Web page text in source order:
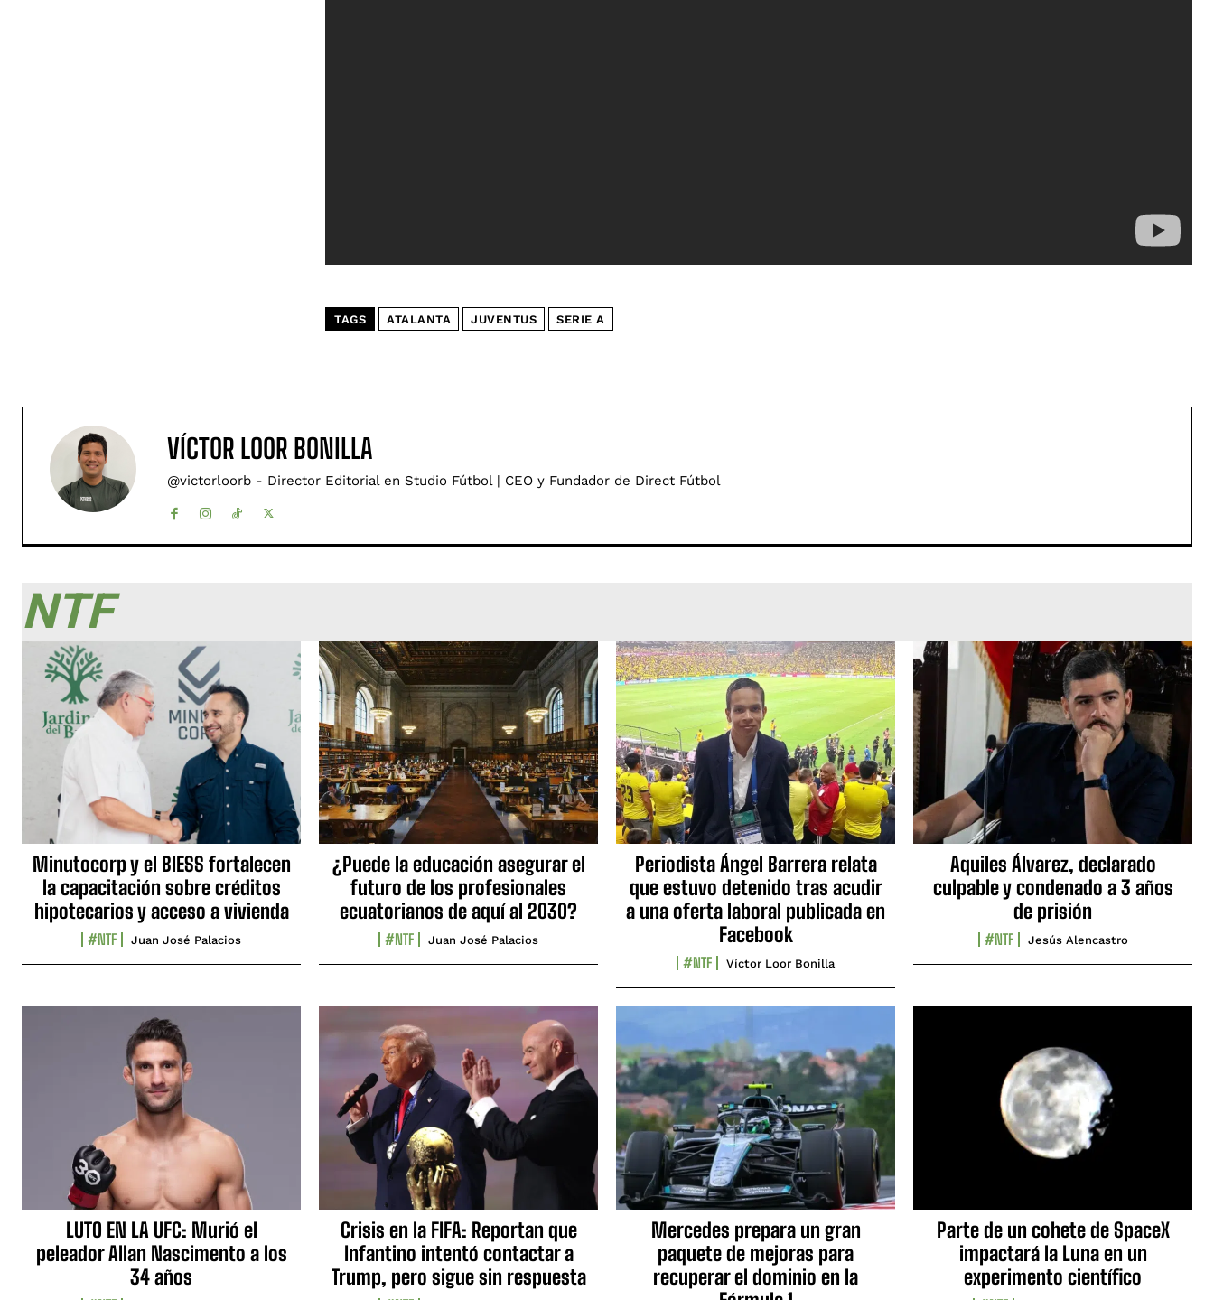
TAGS ATALANTA JUVENTUS SERIE A
VÍCTOR LOOR BONILLA
@victorloorb - Director Editorial en Studio Fútbol | CEO y Fundador de Direct Fútbol
NTF
Minutocorp y el BIESS fortalecen
la capacitación sobre créditos
hipotecarios y acceso a vivienda
#NTF Juan José Palacios
¿Puede la educación asegurar el
futuro de los profesionales
ecuatorianos de aquí al 2030?
#NTF Juan José Palacios
Periodista Ángel Barrera relata
que estuvo detenido tras acudir
a una oferta laboral publicada en
Facebook
#NTF Víctor Loor Bonilla
Aquiles Álvarez, declarado
culpable y condenado a 3 años
de prisión
#NTF Jesús Alencastro
LUTO EN LA UFC: Murió el
peleador Allan Nascimento a los
34 años
Crisis en la FIFA: Reportan que
Infantino intentó contactar a
Trump, pero sigue sin respuesta
Mercedes prepara un gran
paquete de mejoras para
recuperar el dominio en la
Parte de un cohete de SpaceX
impactará la Luna en un
experimento científico